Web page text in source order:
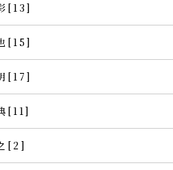
[13]
[15]
[17]
[11]
[2]